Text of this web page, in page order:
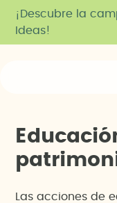
¡Descubre la
Ideas!
Educació
patrimon
Las acciones de